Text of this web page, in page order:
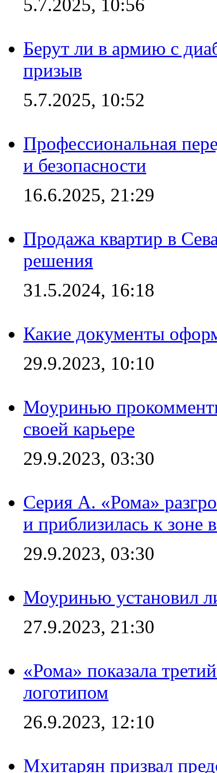
5.7.2025, 10:56
Берут ли в армию с
призыв
5.7.2025, 10:52
Профессиональная
и безопасности
16.6.2025, 21:29
Продажа квартир в
решения
31.5.2024, 16:18
Какие документы
29.9.2023, 10:10
Моуринью
своей карьере
29.9.2023, 03:30
Серия А. «Рома»
и приблизилась к зоне
29.9.2023, 03:30
Моуринью установил
27.9.2023, 21:30
«Рома» показала
логотипом
26.9.2023, 12:10
Мхитарян призвал